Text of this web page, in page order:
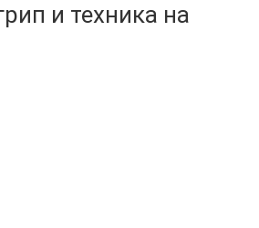
и техника на